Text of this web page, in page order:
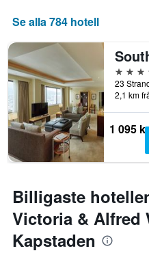
visar
genomsnittliga
rumspriset.
Se alla 784 hotell
4
2,1 km
1 095 kr
Billigaste
Victoria & Alfred
Kapstaden